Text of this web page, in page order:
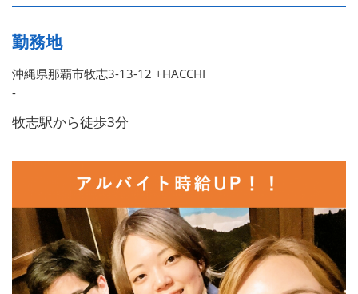
勤務地
沖縄県那覇市牧志3-13-12 +HACCHI
-
牧志駅から徒歩3分